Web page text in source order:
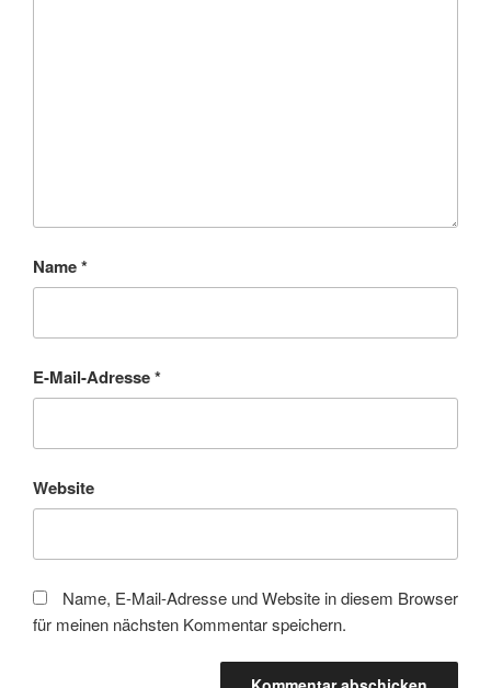
Name*
E-Mail-Adresse*
Website
Name, E-Mail-Adresse und Website in diesem Browser
für meinen nächsten Kommentar speichern.